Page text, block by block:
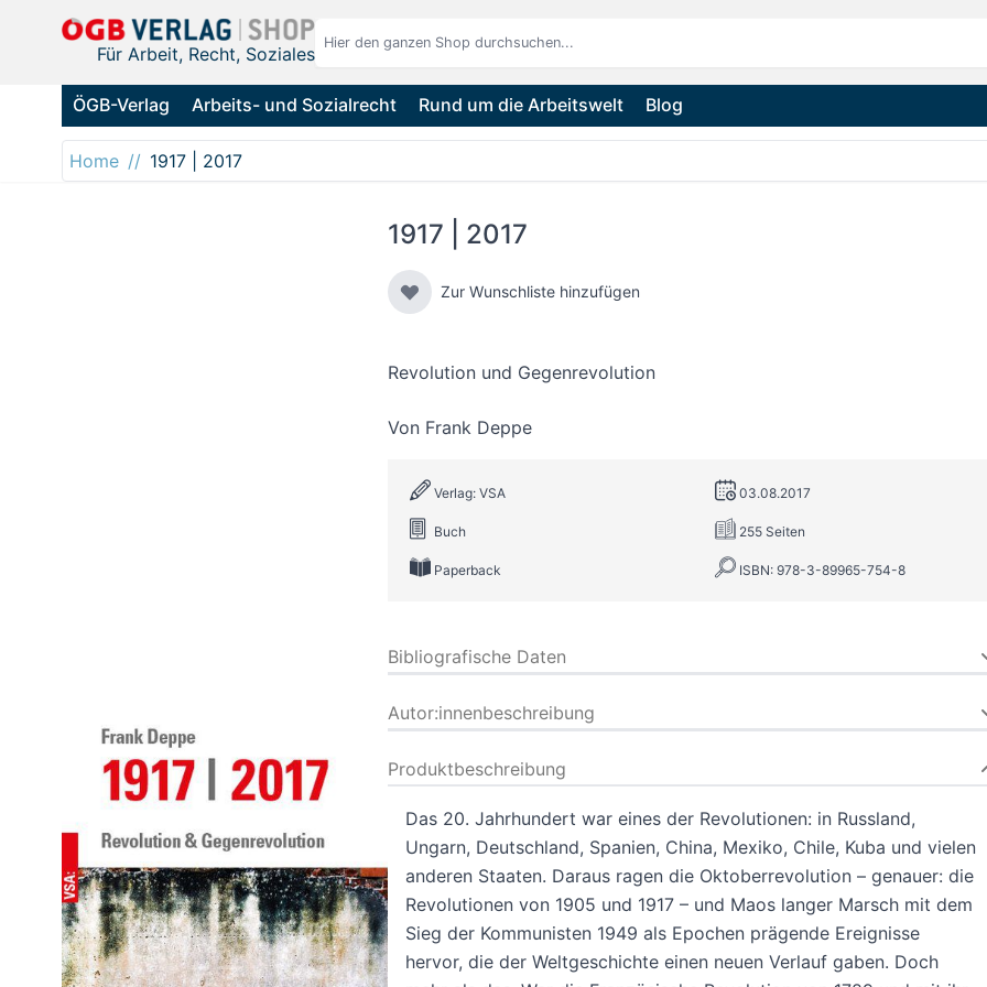
Direkt zum Inhalt
Für Arbeit, Recht, Soziales
ÖGB-Verlag Arbeits- und Sozialrecht Rund um die Arbeitswelt Blog
Home 1917 | 2017
1917 | 2017
Zur Wunschliste hinzufügen
Revolution und Gegenrevolution
Von Frank Deppe
Verlag: VSA 03.08.2017
Buch 255 Seiten
Paperback ISBN: 978-3-89965-754-8
Bibliografische Daten
Autor:innenbeschreibung
Produktbeschreibung
Das 20. Jahrhundert war eines der Revolutionen: in Russland,
Ungarn, Deutschland, Spanien, China, Mexiko, Chile, Kuba und vielen
anderen Staaten. Daraus ragen die Oktoberrevolution – genauer: die
Revolutionen von 1905 und 1917 – und Maos langer Marsch mit dem
Sieg der Kommunisten 1949 als Epochen prägende Ereignisse
hervor, die der Weltgeschichte einen neuen Verlauf gaben. Doch